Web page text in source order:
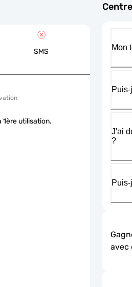
SMS
1ère utilisation.
Mon
J'ai
?
avec